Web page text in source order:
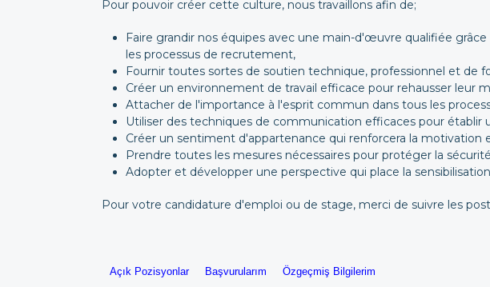
Pour pouvoir créer cette culture, nous travaillons afin de;
Faire grandir nos équipes avec une main-d'œuvre qualifiée
les processus de recrutement,
Fournir toutes sortes de soutien technique, professionnel et de
Créer un environnement de travail efficace pour rehausser leur
Attacher de l'importance à l'esprit commun dans tous les
Utiliser des techniques de communication efficaces pour
Créer un sentiment d'appartenance qui renforcera la motivation
Prendre toutes les mesures nécessaires pour protéger la
Adopter et développer une perspective qui place la
Pour votre candidature d'emploi ou de stage, merci de suivre les